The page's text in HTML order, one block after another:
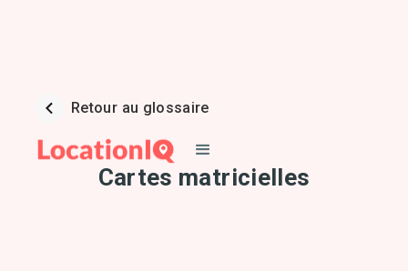
Retour au glossaire
Cartes matricielles